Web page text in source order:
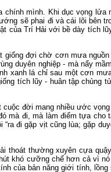
mình. Khi dục vọng lửa
sẽ phai đi và cái lõi bên
của Trí Hải với bề dày tích
giống đợi chờ cơn mưa
duyên nghiệp - mà nẩy
xanh lá chỉ sau một cơn
tích lũy - huân tập chủng
đời mang nhiều ước
mà đi, mà làm điểm tựa cho
đi gặp vịt cũng lùa; gặp
thoát thường xuyên cựa
khó cưỡng chế hơn cả vì
của bản năng giới tính, lồng